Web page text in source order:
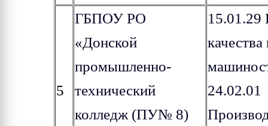
5
ГБПОУ РО
«Донской
промышленно-
технический
колледж (ПУ№ 8)
15.01.29
качества
24.02.01